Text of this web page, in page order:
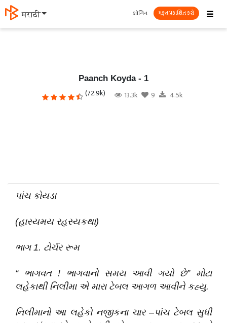
मराठी ☰
લૉગિન મફત પ્રકાશિત કરો
Paanch Koyda - 1
(72.9k) 13.3k 9 4.5k
પાંચ કોયડા
(હાસ્યમય રહસ્યકથા)
ભાગ 1. ટોર્ચર રૂમ
“ભાગવત ! ભાગવાનો સમય આવી ગયો છે”મોટા
લહેકાથી નિલીમા એ મારા ટેબલ આગળ આવીને કહ્યુ.
નિલીમાનો આ લહેકો નજીકના ચાર–પાંચ ટેબલ સુધી